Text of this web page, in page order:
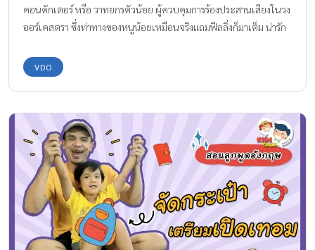
คอนดักเตอร์ หรือ วาทยกรตัวน้อย ผู้ควบคุมการร้องประสานเสียงในวง
ออร์เคสตรา ซึ่งท่าทางของหนูน้อยเหมือนจริงแถมฟีลลิ่งก็มาเต็ม น่ารัก
. . จะน่ารักขนาดไหนไปชมกันเลยค่ะ ขอบคุณคลิปวีดีโอจาก : Sans
Déconner
VDO